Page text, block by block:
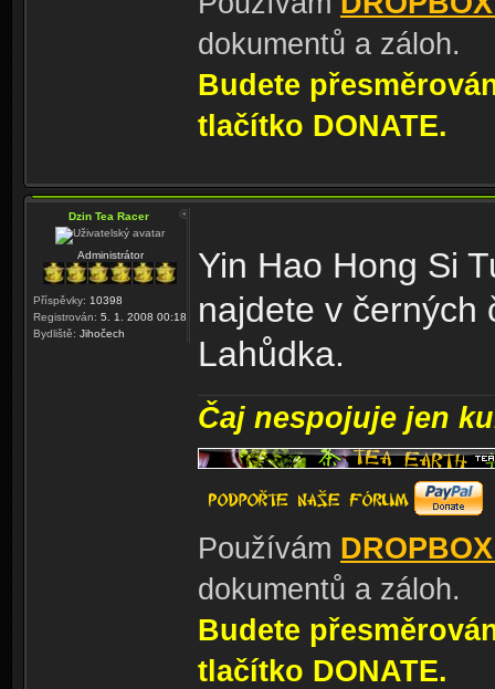
dokumentů a záloh.
Budete
tlačítko DONATE.
Dzin Tea Racer
Administrátor
Příspěvky: 10398
Registrován: 5. 1. 2008 00:18
Bydliště: Jihočech
Yin Hao Hong Si
najdete v černých
Lahůdka.
Čaj nespojuje jen
Používám
dokumentů a záloh.
Budete
tlačítko DONATE.